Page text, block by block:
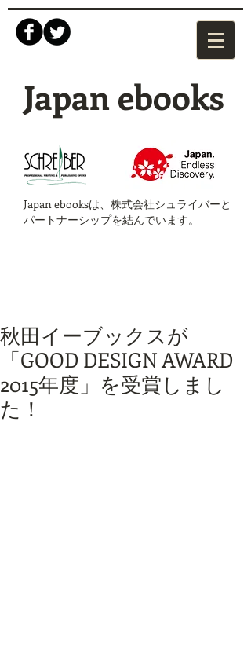
Japan ebooks
Japan ebooksは、株式会社シュライバーと
パートナーシップを結んでいます。
秋田イーブックスが
「GOOD DESIGN AWARD
2015年度」を受賞しまし
た！